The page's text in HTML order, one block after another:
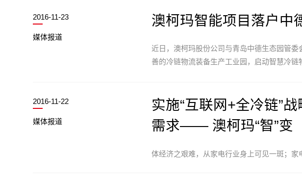
2016-11-23
媒体报道
澳柯玛智能项目落户中
近日，澳柯玛股份公司与青岛中德生态园管
善的冷链物流装备生产工业园，启动智慧冷链
2016-11-22
媒体报道
实施“互联网+全冷链”
需求—— 澳柯玛“智”变
体经济之艰难，从家电行业身上可见一斑；家